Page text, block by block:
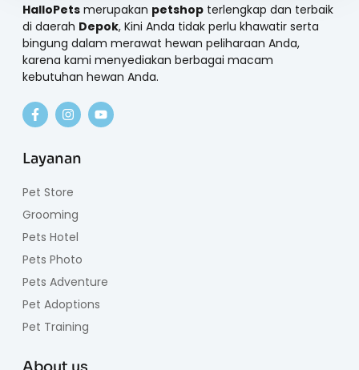
HalloPets merupakan petshop terlengkap dan terbaik
di daerah Depok, Kini Anda tidak perlu khawatir serta
bingung dalam merawat hewan peliharaan Anda,
karena kami menyediakan berbagai macam
kebutuhan hewan Anda.
Layanan
Pet Store
Grooming
Pets Hotel
Pets Photo
Pets Adventure
Pet Adoptions
Pet Training